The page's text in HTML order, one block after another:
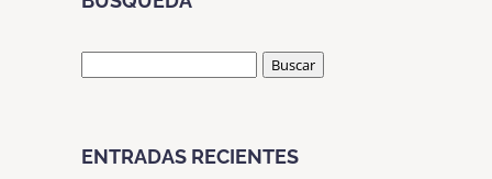
Buscar:
ENTRADAS RECIENTES